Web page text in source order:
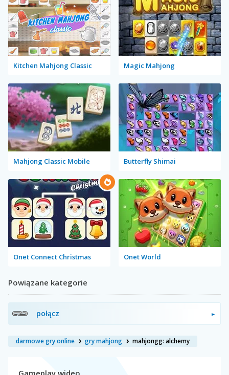
Kitchen Mahjong Classic Magic Mahjong
Mahjong Classic Mobile Butterfly Shimai
Onet Connect Christmas Onet World
Powiązane kategorie
połącz
darmowe gry online gry mahjong mahjongg: alchemy
Gameplay wideo